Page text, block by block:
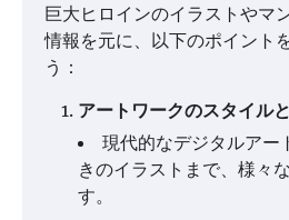
巨大ヒロインのイラストやマ
情報を元に、以下のポイント
う：
アートワークのスタイル
現代的なデジタルアー
きのイラストまで、様々
す。